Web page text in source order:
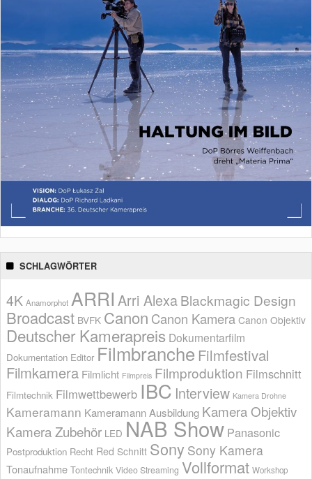
SCHLAGWÖRTER
4K Anamorphot ARRI Arri AlexaBlackmagic Design
Broadcast BVFK Canon Canon Kamera Canon Objektiv
Deutscher Kamerapreis Dokumentarfilm
Dokumentation Editor Filmbranche Filmfestival
Filmkamera Filmlicht Filmpreis Filmproduktion Filmschnitt
Filmtechnik Filmwettbewerb IBC Interview Kamera Drohne
Kameramann Kameramann Ausbildung Kamera Objektiv
Kamera Zubehör LED NAB Show Panasonic
Postproduktion Recht Red Schnitt Sony Sony Kamera
Tonaufnahme Tontechnik Video Streaming Vollformat Workshop